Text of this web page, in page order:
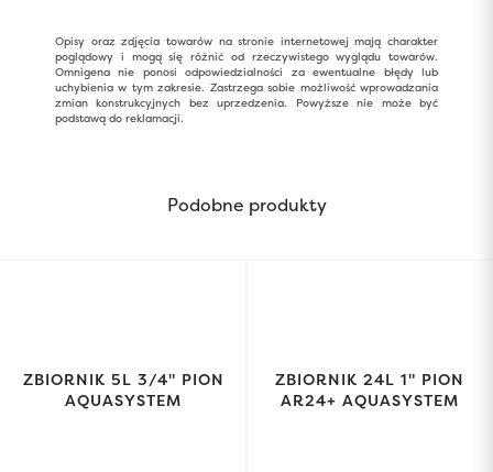
Opisy oraz zdjęcia towarów na stronie internetowej mają charakter
poglądowy i mogą się różnić od rzeczywistego wyglądu towarów.
Omnigena nie ponosi odpowiedzialności za ewentualne błędy lub
uchybienia w tym zakresie. Zastrzega sobie możliwość wprowadzania
zmian konstrukcyjnych bez uprzedzenia. Powyższe nie może być
podstawą do reklamacji.
Podobne produkty
ZBIORNIK 5L 3/4" PION
AQUASYSTEM
ZBIORNIK 24L 1" PION
AR24+ AQUASYSTEM